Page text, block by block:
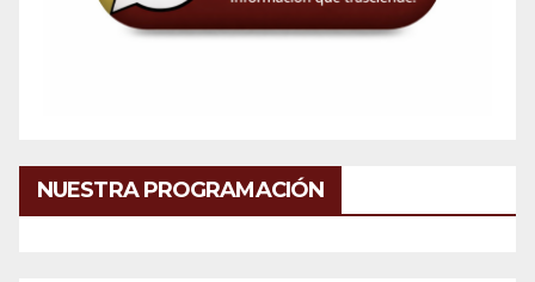
NUESTRA PROGRAMACIÓN